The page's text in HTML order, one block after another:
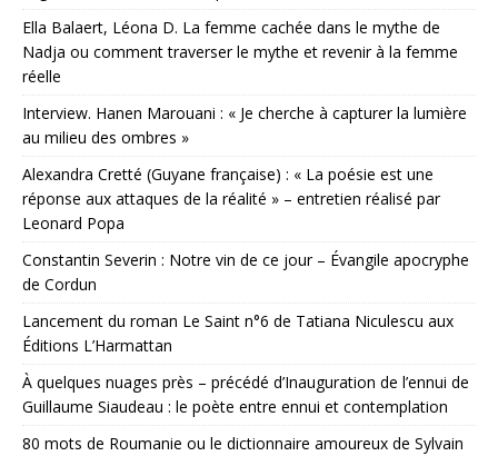
Ella Balaert, Léona D. La femme cachée dans le mythe de
Nadja ou comment traverser le mythe et revenir à la femme
réelle
Interview. Hanen Marouani : « Je cherche à capturer la lumière
au milieu des ombres »
Alexandra Cretté (Guyane française) : « La poésie est une
réponse aux attaques de la réalité » – entretien réalisé par
Leonard Popa
Constantin Severin : Notre vin de ce jour – Évangile apocryphe
de Cordun
Lancement du roman Le Saint n°6 de Tatiana Niculescu aux
Éditions L’Harmattan
À quelques nuages près – précédé d’Inauguration de l’ennui de
Guillaume Siaudeau : le poète entre ennui et contemplation
80 mots de Roumanie ou le dictionnaire amoureux de Sylvain